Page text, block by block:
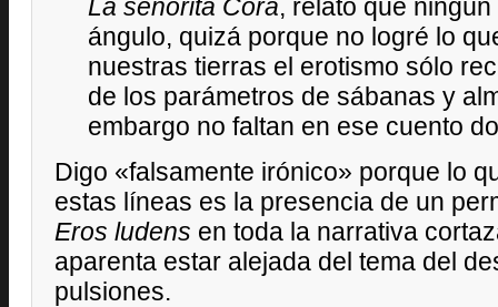
La señorita Cora, relato que
ángulo, quizá porque no logré lo
nuestras tierras el erotismo sólo
de los parámetros de sábanas y
embargo no faltan en ese cuento
Digo «falsamente irónico» porque lo
estas líneas es la presencia de un
Eros ludens en toda la narrativa
aparenta estar alejada del tema del
pulsiones.